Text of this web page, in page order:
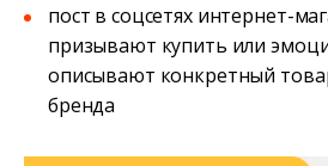
пост в соцсетях интернет-
призывают купить или
описывают конкретный
бренда